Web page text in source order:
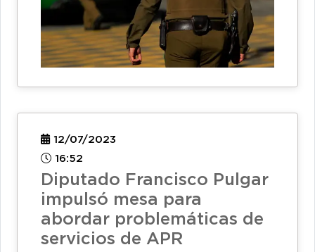
12/07/2023
16:52
Diputado Francisco Pulgar
impulsó mesa para
abordar problemáticas de
servicios de APR